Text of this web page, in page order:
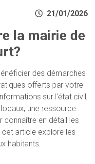
21/01/2026
la mairie de
des démarches
offerts par votre
sur l'état civil,
une ressource
connaître en détail les
cet article explore les
habitants.